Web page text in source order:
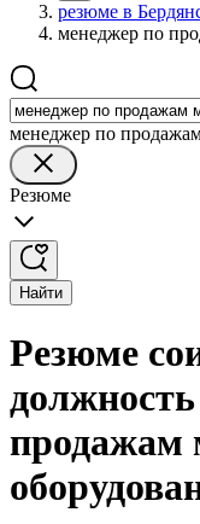
резюме в
менеджер по
менеджер по
Резюме
Найти
Резюме
продажам